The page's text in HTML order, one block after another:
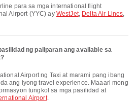
Airport (YYC) ay WestJet, Delta Air Lines,
ng paliparan ang available sa
ang iyong travel experience. Maaari mong
tungkol sa mga pasilidad at
Airport.